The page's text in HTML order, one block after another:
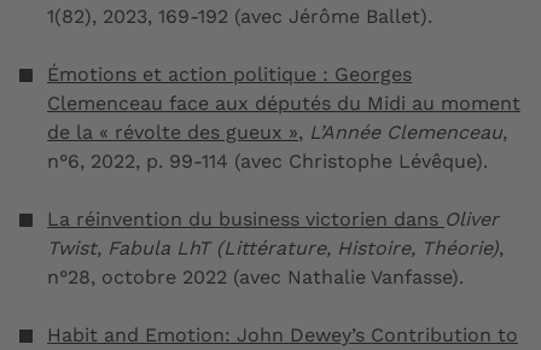
1(82), 2023, 169-192 (avec Jérôme Ballet).
Émotions et action politique : Georges
Clemenceau face aux députés du Midi au moment
de la « révolte des gueux », L’Année Clemenceau,
n°6, 2022, p. 99-114 (avec Christophe Lévêque).
La réinvention du business victorien dans Oliver
Twist, Fabula LhT (Littérature, Histoire, Théorie),
n°28, octobre 2022 (avec Nathalie Vanfasse).
Habit and Emotion: John Dewey’s Contribution to